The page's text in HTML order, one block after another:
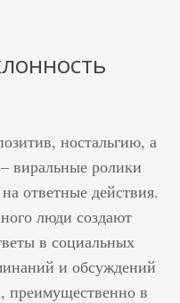
ностальгию, а
виральные ролики
ответные действия.
люди создают
в социальных
и обсуждений
преимущественно в